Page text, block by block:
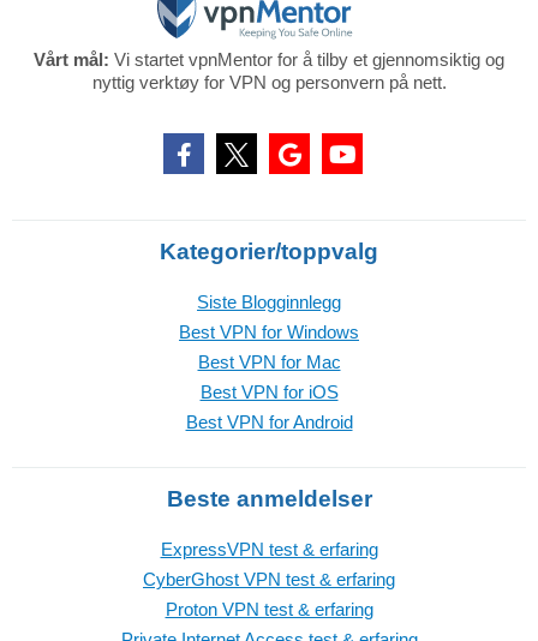
Vårt mål: Vi startet vpnMentor for å tilby et gjennomsiktig og
nyttig verktøy for VPN og personvern på nett.
Kategorier/toppvalg
Siste Blogginnlegg
Best VPN for Windows
Best VPN for Mac
Best VPN for iOS
Best VPN for Android
Beste anmeldelser
ExpressVPN test & erfaring
CyberGhost VPN test & erfaring
Proton VPN test & erfaring